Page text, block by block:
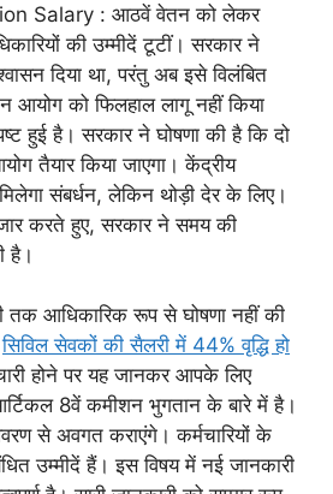
Salary : आठवें वेतन को लेकर
की उम्मीदें टूटीं। सरकार ने
दिया था, परंतु अब इसे विलंबित
आयोग को फिलहाल लागू नहीं किया
हुई है। सरकार ने घोषणा की है कि दो
तैयार किया जाएगा। केंद्रीय
संबर्धन, लेकिन थोड़ी देर के लिए।
करते हुए, सरकार ने समय की
है।
आधिकारिक रूप से घोषणा नहीं की
सिविल सेवकों की सैलरी में 44% वृद्धि हो
होने पर यह जानकर आपके लिए
8वें कमीशन भुगतान के बारे में है।
से अवगत कराएंगे। कर्मचारियों के
उम्मीदें हैं। इस विषय में नई जानकारी